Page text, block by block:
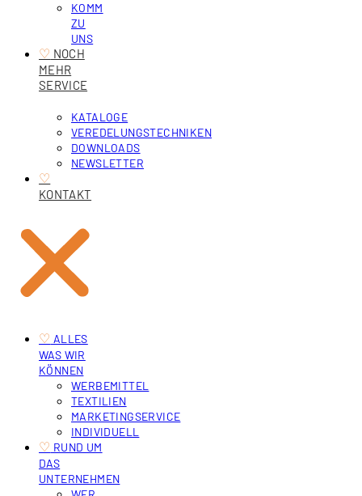
KOMM
ZU
UNS
♡ ‎ NOCH
MEHR
SERVICE
KATALOGE
VEREDELUNGSTECHNIKEN
DOWNLOADS
NEWSLETTER
♡
KONTAKT
♡ ‎ ALLES
WAS WIR
KÖNNEN
WERBEMITTEL
TEXTILIEN
MARKETINGSERVICE
INDIVIDUELL
♡ ‎ RUND UM
DAS
UNTERNEHMEN